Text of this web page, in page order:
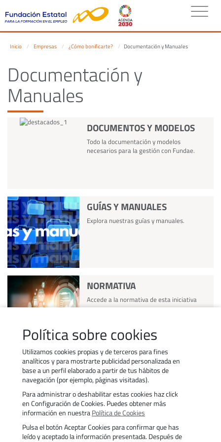
Política sobre cookies
Utilizamos cookies propias y de terceros para fines
analíticos y para mostrarte publicidad personalizada en
base a un perfil elaborado a partir de tus hábitos de
navegación (por ejemplo, páginas visitadas).
Para administrar o deshabilitar estas cookies haz click
en Configuración de Cookies. Puedes obtener más
información en nuestraPolítica de Cookies
Pulsa el botón Aceptar Cookies para confirmar que has
leído y aceptado la información presentada. Después de
Inicio Empresas ¿Cómo bonificarte? Documentación y Manuales
Documentación y
Manuales
DOCUMENTOS Y MODELOS
Todo la documentación y modelos
necesarios para la gestión con Fundae.
GUÍAS Y MANUALES
Explora nuestras guías y manuales.
NORMATIVA
Accede a la normativa de esta iniciativa
Contacto
Política de uso de cookies
Política de privacidad
Accesibilidad
Trabaja con nosotros
Transparencia
Aviso legal
Trámites